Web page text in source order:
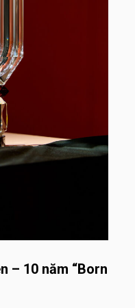
– 10 năm “Born